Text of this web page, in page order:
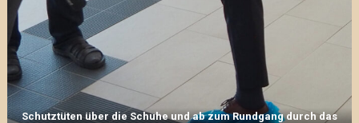
Schutztüten über die Schuhe und ab zum Rundgang durch das